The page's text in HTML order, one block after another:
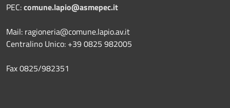
PEC:comune.lapio@asmepec.it
Mail: ragioneria@comune.lapio.av.it
Centralino Unico: +39 0825 982005
Fax 0825/982351